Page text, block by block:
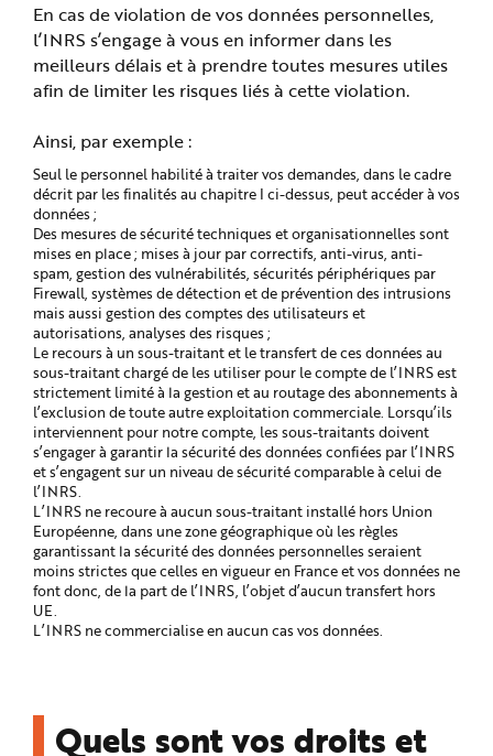
En cas de violation de vos données personnelles,
l’INRS s’engage à vous en informer dans les
meilleurs délais et à prendre toutes mesures utiles
afin de limiter les risques liés à cette violation.
Ainsi, par exemple :
Seul le personnel habilité à traiter vos demandes, dans le cadre
décrit par les finalités au chapitre I ci-dessus, peut accéder à vos
données ;
Des mesures de sécurité techniques et organisationnelles sont
mises en place ; mises à jour par correctifs, anti-virus, anti-
spam, gestion des vulnérabilités, sécurités périphériques par
Firewall, systèmes de détection et de prévention des intrusions
mais aussi gestion des comptes des utilisateurs et
autorisations, analyses des risques ;
Le recours à un sous-traitant et le transfert de ces données au
sous-traitant chargé de les utiliser pour le compte de l’INRS est
strictement limité à la gestion et au routage des abonnements à
l’exclusion de toute autre exploitation commerciale. Lorsqu’ils
interviennent pour notre compte, les sous-traitants doivent
s’engager à garantir la sécurité des données confiées par l’INRS
et s’engagent sur un niveau de sécurité comparable à celui de
l’INRS.
L’INRS ne recoure à aucun sous-traitant installé hors Union
Européenne, dans une zone géographique où les règles
garantissant la sécurité des données personnelles seraient
moins strictes que celles en vigueur en France et vos données ne
font donc, de la part de l’INRS, l’objet d’aucun transfert hors
UE.
L’INRS ne commercialise en aucun cas vos données.
Quels sont vos droits et